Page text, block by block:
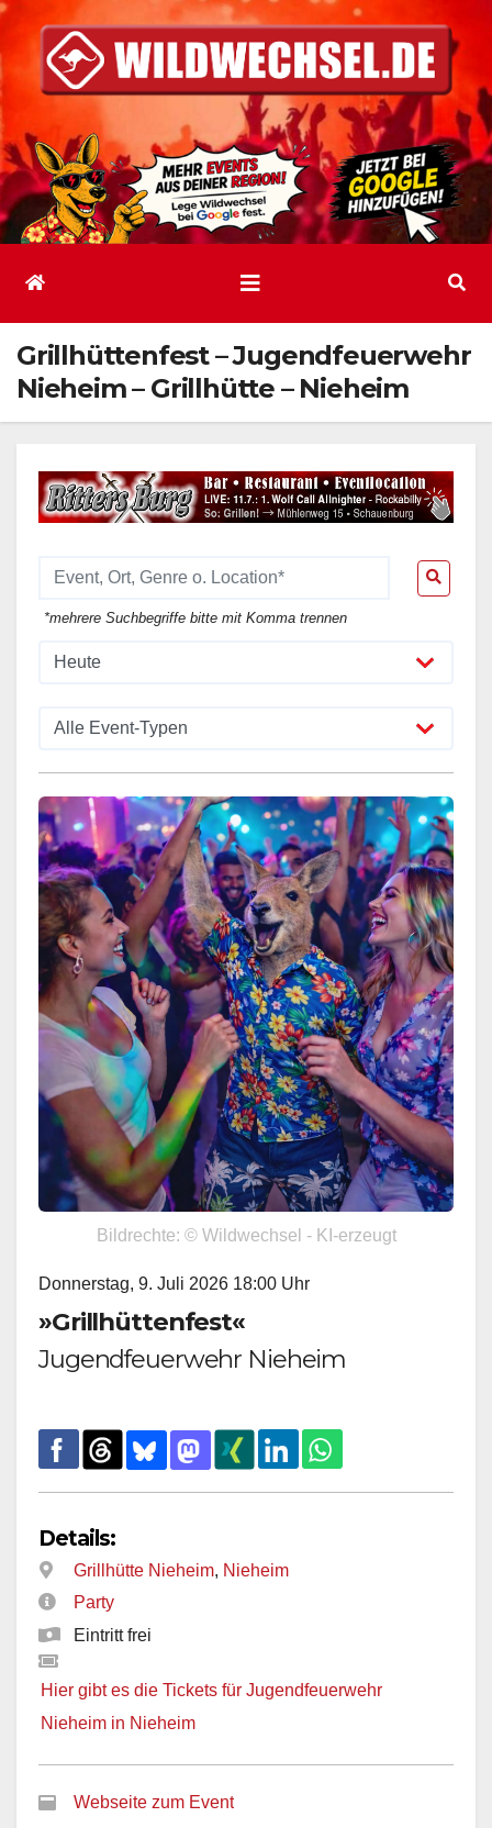
Inhalt
springen
Grillhüttenfest – Jugendfeuerwehr
Nieheim – Grillhütte – Nieheim
*mehrere Suchbegriffe bitte mit Komma trennen
Bildrechte: © Wildwechsel - KI-erzeugt
Donnerstag, 9. Juli 2026 18:00 Uhr
»Grillhüttenfest«
Jugendfeuerwehr Nieheim
Details:
Grillhütte Nieheim, Nieheim
Party
Eintritt frei
Hier gibt es die Tickets für Jugendfeuerwehr
Nieheim in Nieheim
Webseite zum Event